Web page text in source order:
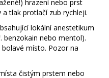
hrazení nebo prst
a tlak protlačí zub rychleji.
lokální anestetikum
benzokain nebo mentol).
místo. Pozor na
čistým prstem nebo